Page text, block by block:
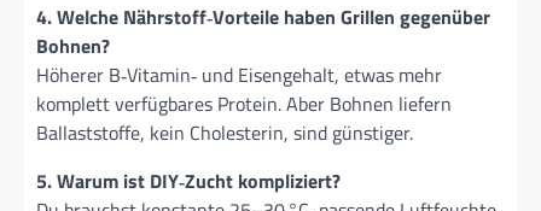
4. Welche Nährstoff‑Vorteile haben Grillen gegenüber
Bohnen?
Höherer B‑Vitamin‑ und Eisen­gehalt, etwas mehr
komplett verfügbares Protein. Aber Bohnen liefern
Ballast­stoffe, kein Cholesterin, sind günstiger.
5. Warum ist DIY‑Zucht kompliziert?